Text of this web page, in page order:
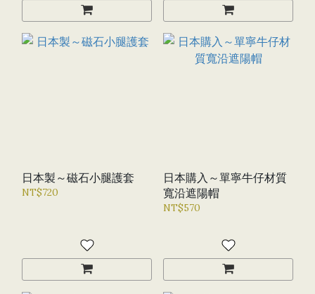
日本製～磁石小腿護套
NT$720
日本購入～單寧牛仔材質
寬沿遮陽帽
NT$570